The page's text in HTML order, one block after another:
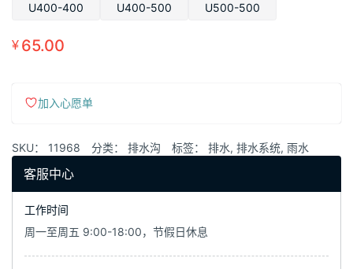
U400-400
U400-500 U500-500
¥ 65.00
加入心愿单
SKU： 11968 分类： 排水沟 标签： 排水, 排水系统, 雨水
客服中心
工作时间
周一至周五 9:00-18:00，节假日休息